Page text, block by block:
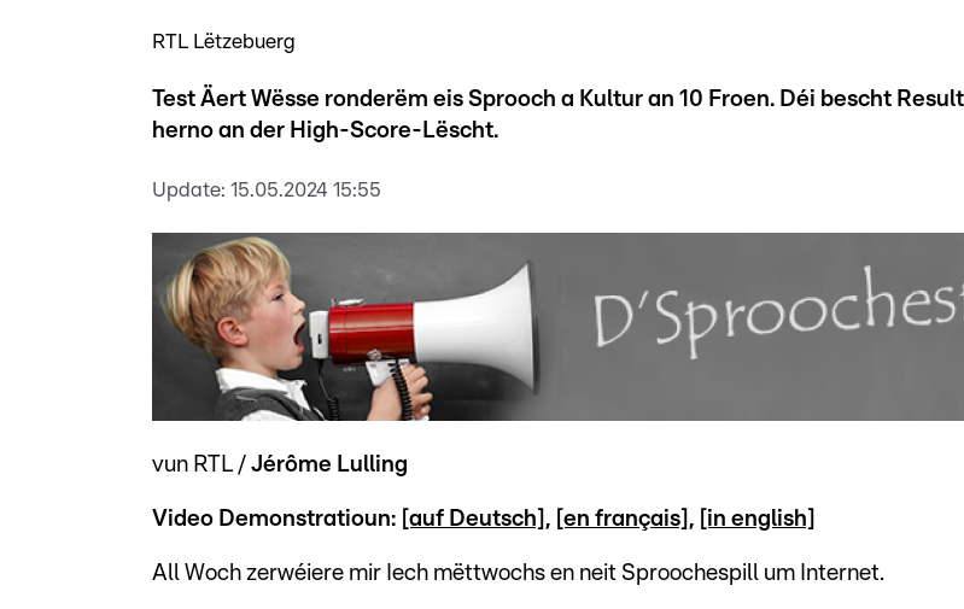
RTL Lëtzebuerg
Test Äert Wësse ronderëm eis Sprooch a Kultur an 10 Froen. Déi bescht
herno an der High-Score-Lëscht.
Update: 15.05.2024 15:55
vun RTL / Jérôme Lulling
Video Demonstratioun: [auf Deutsch] , [en français] , [in english]
All Woch zerwéiere mir Iech mëttwochs en neit Sproochespill um Internet.